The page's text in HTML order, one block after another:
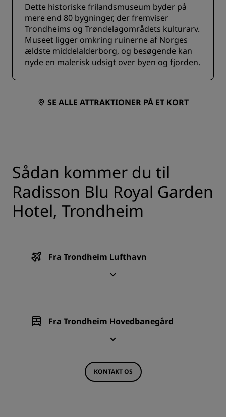
Dette historiske frilandsmuseum byder på
mere end 80 bygninger, der fremviser
Trondheims og Trøndelagområdets kulturarv.
Museet ligger omkring ruinerne af Norges
ældste middelalderborg, og besøgende kan
nyde en malerisk udsigt over byen og fjorden.
SE ALLE ATTRAKTIONER PÅ ET KORT
Sådan kommer du til
Radisson Blu Royal Garden
Hotel, Trondheim
Fra Trondheim Lufthavn
Fra Trondheim Hovedbanegård
KONTAKT OS